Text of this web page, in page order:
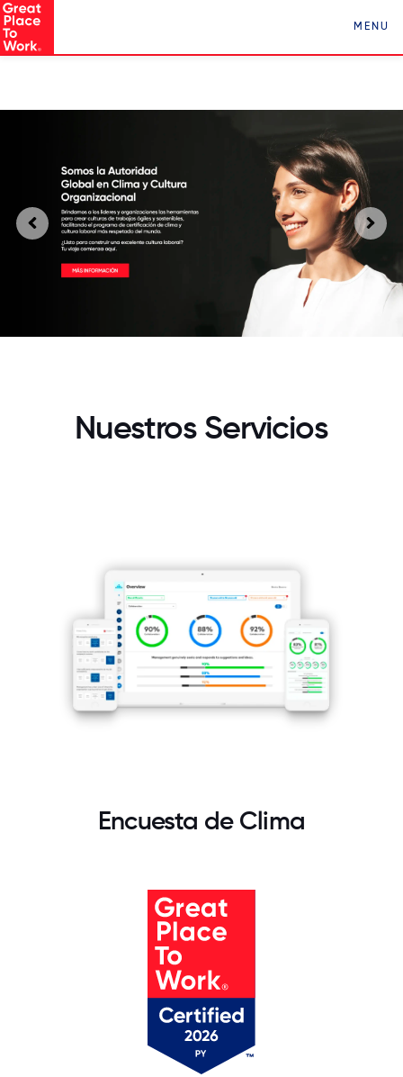
Conocé a Los Mejores Lugares para Trabajar en
MENU
Nuestros Servicios
Encuesta de Clima